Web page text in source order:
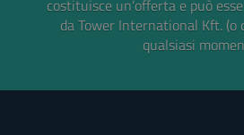
costituisce un'offerta e può
da Tower International Kft. (o
qualsiasi